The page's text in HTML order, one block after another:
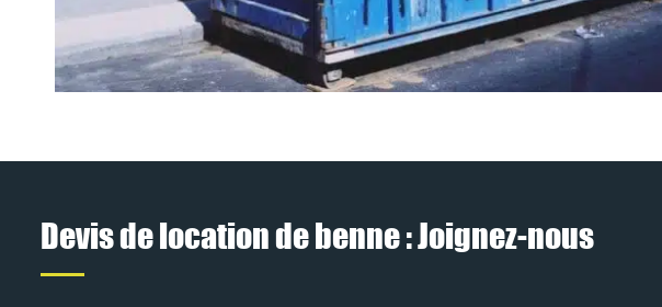
Devis de location de benne : Joignez-nous